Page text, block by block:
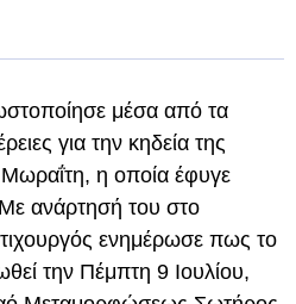
μέσα από τα
για την κηδεία της
Μωραΐτη, η οποία έφυγε
ανάρτησή του στο
ενημέρωσε πως το
την Πέμπτη 9 Ιουλίου,